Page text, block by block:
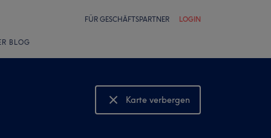
FÜR GESCHÄFTSPARTNER LOGIN
BLOG
Karte verbergen
Karte anzeigen